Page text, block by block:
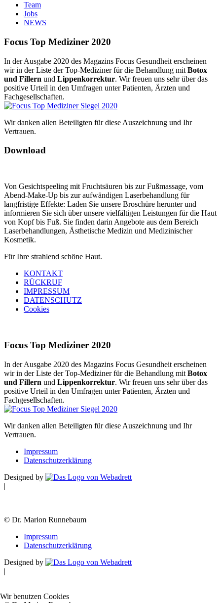
Team
Jobs
NEWS
Focus Top Mediziner 2020
In der Ausgabe 2020 des Magazins Focus Gesundheit erscheinen
wir in der Liste der Top-Mediziner für die Behandlung mit Botox
und Fillern und Lippenkorrektur. Wir freuen uns sehr über das
positive Urteil in den Umfragen unter Patienten, Ärzten und
Fachgesellschaften.
Wir danken allen Beteiligten für diese Auszeichnung und Ihr
Vertrauen.
Download
Von Gesichtspeeling mit Fruchtsäuren bis zur Fußmassage, vom
Abend-Make-Up bis zur aufwändigen Laserbehandlung für
langfristige Effekte: Laden Sie unsere Broschüre herunter und
informieren Sie sich über unsere vielfältigen Leistungen für die Haut
von Kopf bis Fuß. Sie finden darin Angebote aus dem Bereich
Laserbehandlungen, Ästhetische Medizin und Medizinischer
Kosmetik.
Für Ihre strahlend schöne Haut.
KONTAKT
RÜCKRUF
IMPRESSUM
DATENSCHUTZ
Cookies
Focus Top Mediziner 2020
In der Ausgabe 2020 des Magazins Focus Gesundheit erscheinen
wir in der Liste der Top-Mediziner für die Behandlung mit Botox
und Fillern und Lippenkorrektur. Wir freuen uns sehr über das
positive Urteil in den Umfragen unter Patienten, Ärzten und
Fachgesellschaften.
Wir danken allen Beteiligten für diese Auszeichnung und Ihr
Vertrauen.
Impressum
Datenschutzerklärung
Designed by
|
© Dr. Marion Runnebaum
Impressum
Datenschutzerklärung
Designed by
|
Wir benutzen Cookies